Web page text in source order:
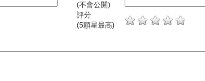
(不會公開)
評分
(5顆星最高)